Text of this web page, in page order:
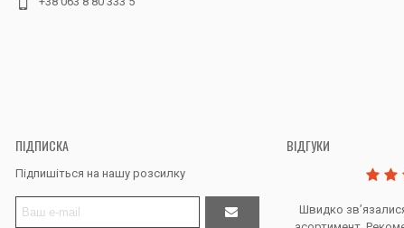
ПІДПИСКА
Підпишіться на нашу розсилку
ВІДГУКИ
Дякую за все, продавець супер.
Швидко